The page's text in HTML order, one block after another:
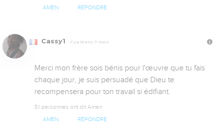
AMEN RÉPONDRE
Cassy1 Il y a 10 ans, 7 mois
Merci mon frère sois bénis pour l'œuvre que tu fais
chaque jour, je suis persuadé que Dieu te
recompensera pour ton travail si édifiant.
51 personnes ont dit Amen
AMEN RÉPONDRE